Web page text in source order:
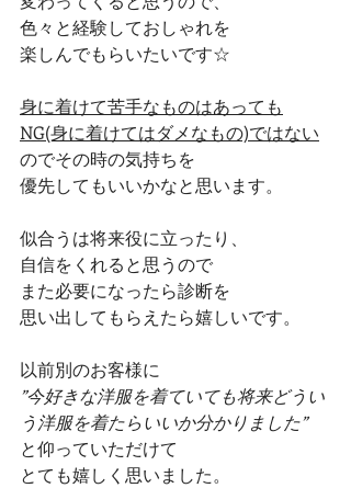
色々と経験しておしゃれを
楽しんでもらいたいです☆
身に着けて苦手なものはあっても
NG(身に着けてはダメなもの)ではない
のでその時の気持ちを
優先してもいいかなと思います。
似合うは将来役に立ったり、
自信をくれると思うので
また必要になったら診断を
思い出してもらえたら嬉しいです。
以前別のお客様に
”今好きな洋服を着ていても将来どうい
う洋服を着たらいいか分かりました”
と仰っていただけて
とても嬉しく思いました。